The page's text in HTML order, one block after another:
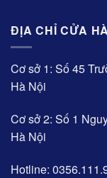
ĐỊA CHỈ CỬA
Cơ sở 1: Số 45
Hà Nội
Cơ sở 2: Số 1
Hà Nội
Hotline: